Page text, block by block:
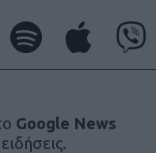
Google News